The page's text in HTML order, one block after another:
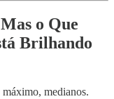
o Que
Brilhando
medianos.